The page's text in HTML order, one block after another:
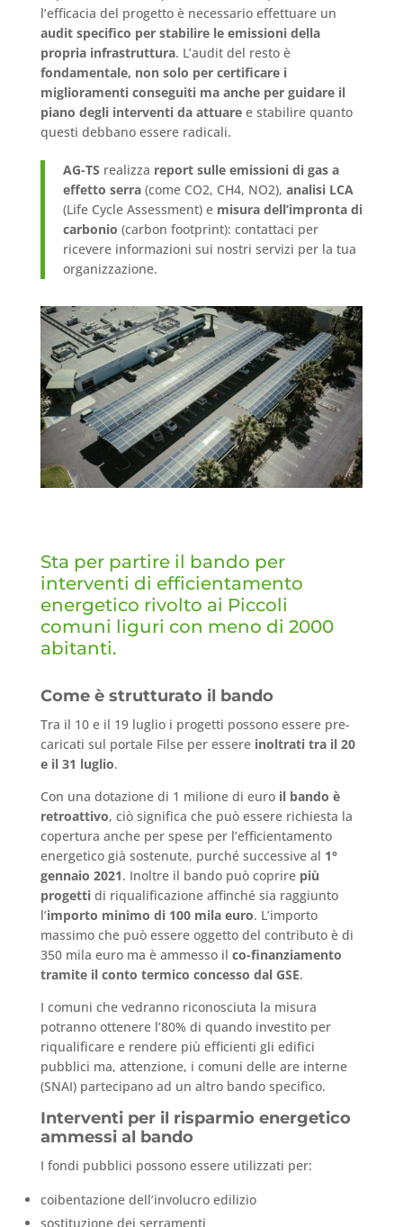
l’efficacia del progetto è necessario effettuare un
audit specifico per stabilire le emissioni della
propria infrastruttura. L’audit del resto è
fondamentale, non solo per certificare i
miglioramenti conseguiti ma anche per guidare il
piano degli interventi da attuaree stabilire quanto
questi debbano essere radicali.
AG-TS realizza report sulle emissioni di gas a
effetto serra(come CO2, CH4, NO2), analisi LCA
(Life Cycle Assessment) e misura dell’impronta di
carbonio (carbon footprint): contattaci per
ricevere informazioni sui nostri servizi per la tua
organizzazione.
Sta per partire il bando per
interventi di efficientamento
energetico rivolto ai Piccoli
comuni liguri con meno di 2000
abitanti.
Come è strutturato il bando
Tra il 10 e il 19 luglio i progetti possono essere pre-
caricati sul portale Filse per essere inoltrati tra il 20
e il 31 luglio.
Con una dotazione di 1 milione di euro il bando è
retroattivo, ciò significa che può essere richiesta la
copertura anche per spese per l’efficientamento
energetico già sostenute, purché successive al 1°
gennaio 2021. Inoltre il bando può coprirepiù
progettidi riqualificazione affinché sia raggiunto
l’importo minimo di 100 mila euro. L’importo
massimo che può essere oggetto del contributo è di
350 mila euro ma è ammesso il co-finanziamento
tramite il conto termico concesso dal GSE.
I comuni che vedranno riconosciuta la misura
potranno ottenere l’80% di quando investito per
riqualificare e rendere più efficienti gli edifici
pubblici ma, attenzione, i comuni delle are interne
(SNAI) partecipano ad un altro bando specifico.
Interventi per il risparmio energetico
ammessi al bando
I fondi pubblici possono essere utilizzati per:
coibentazione dell’involucro edilizio
sostituzione dei serramenti